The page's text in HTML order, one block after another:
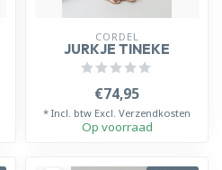
CORDEL
JURKJE TINEKE
€74,95
* Incl. btw Excl. Verzendkosten
Op voorraad